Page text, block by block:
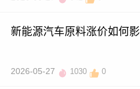
新能源汽车原料涨价如何影
2026-05-27 1030 0